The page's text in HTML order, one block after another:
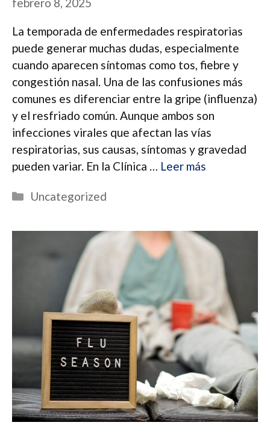
La temporada de enfermedades respiratorias
puede generar muchas dudas, especialmente
cuando aparecen síntomas como tos, fiebre y
congestión nasal. Una de las confusiones más
comunes es diferenciar entre la gripe (influenza)
y el resfriado común. Aunque ambos son
infecciones virales que afectan las vías
respiratorias, sus causas, síntomas y gravedad
pueden variar. En la Clínica … Leer más
Categorías
Uncategorized